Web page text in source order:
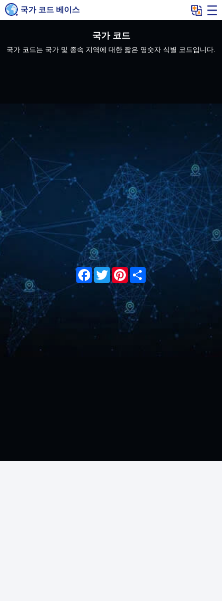
국가 코드 베이스
국가 코드
국가 코드는 국가 및 종속 지역에 대한 짧은 영숫자 식별 코드입니다.
Facebook
TwitterPinterest
Share